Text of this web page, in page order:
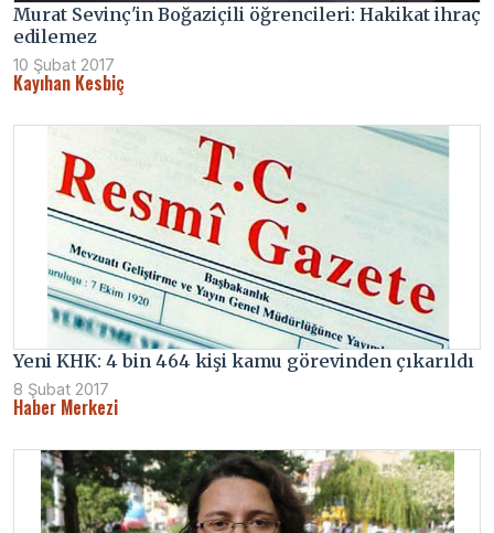
Murat Sevinç'in Boğaziçili öğrencileri: Hakikat ihraç
edilemez
10 Şubat 2017
Kayıhan Kesbiç
Yeni KHK: 4 bin 464 kişi kamu görevinden çıkarıldı
8 Şubat 2017
Haber Merkezi